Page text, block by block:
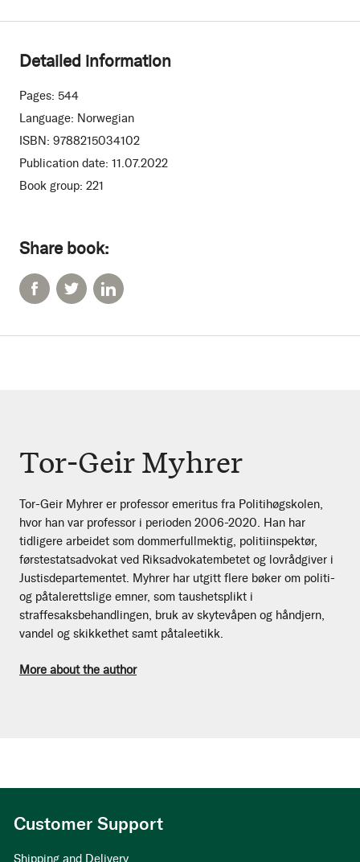
Share book:
Detailed information
Pages: 544
Language: Norwegian
ISBN: 9788215034102
Publication date: 11.07.2022
Book group: 221
Tor-Geir Myhrer
Tor-Geir Myhrer er professor emeritus fra Politihøgskolen,
hvor han var professor i perioden 2006-2020. Han har
tidligere arbeidet som dommerfullmektig, politiinspektør,
førstestatsadvokat ved Riksadvokatembetet og lovrådgiver i
Justisdepartementet. Myhrer har utgitt flere bøker om politi-
og påtalerettslige emner, som taushetsplikt i
straffesaksbehandlingen, bruk av skytevåpen og håndjern,
vandel og skikkethet samt påtaleetikk.
More about the author
Customer Support
Shipping and Delivery